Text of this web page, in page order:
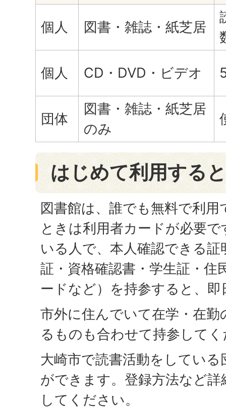
個人 図書・雑誌・紙芝居
個人 CD・DVD・ビデオ
団体
図書・雑誌・紙芝居
のみ
はじめて利用する
図書館は、誰でも無料で利
ときは利用者カードが必要
いる人で、本人確認できる証
証・資格確認書・学生証・住
ードなど）を持参すると、
市外に住んでいて在学・在勤
るものも合わせて持参して
大崎市で読書活動をしている
ができます。登録方法など
してください。